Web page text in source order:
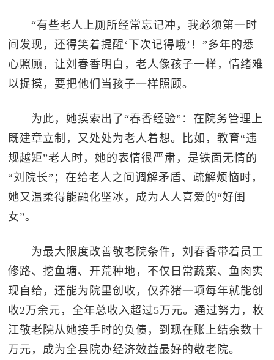
“有些老人上厕所经常忘记冲，我必须第一时
间发现，还得笑着提醒‘下次记得哦’！”多年的悉
心照顾，让刘春香明白，老人像孩子一样，情绪难
以捉摸，要把他们当孩子一样照顾。
为此，她摸索出了“春香经验”：在院务管理上
既建章立制，又处处为老人着想。比如，教育“违
规越矩”老人时，她的表情很严肃，是铁面无情的
“刘院长”；在给老人之间调解矛盾、疏解烦恼时，
她又温柔得能融化坚冰，成为人人喜爱的“好闺
女”。
为最大限度改善敬老院条件，刘春香带着员工
修路、挖鱼塘、开荒种地，不仅日常蔬菜、鱼肉实
现自给，还能为院里创收，仅养猪一项每年就能创
收2万余元，全年总收入超过5万元。通过努力，枚
江敬老院从她接手时的负债，到现在账上结余数十
万元，成为全县院办经济效益最好的敬老院。